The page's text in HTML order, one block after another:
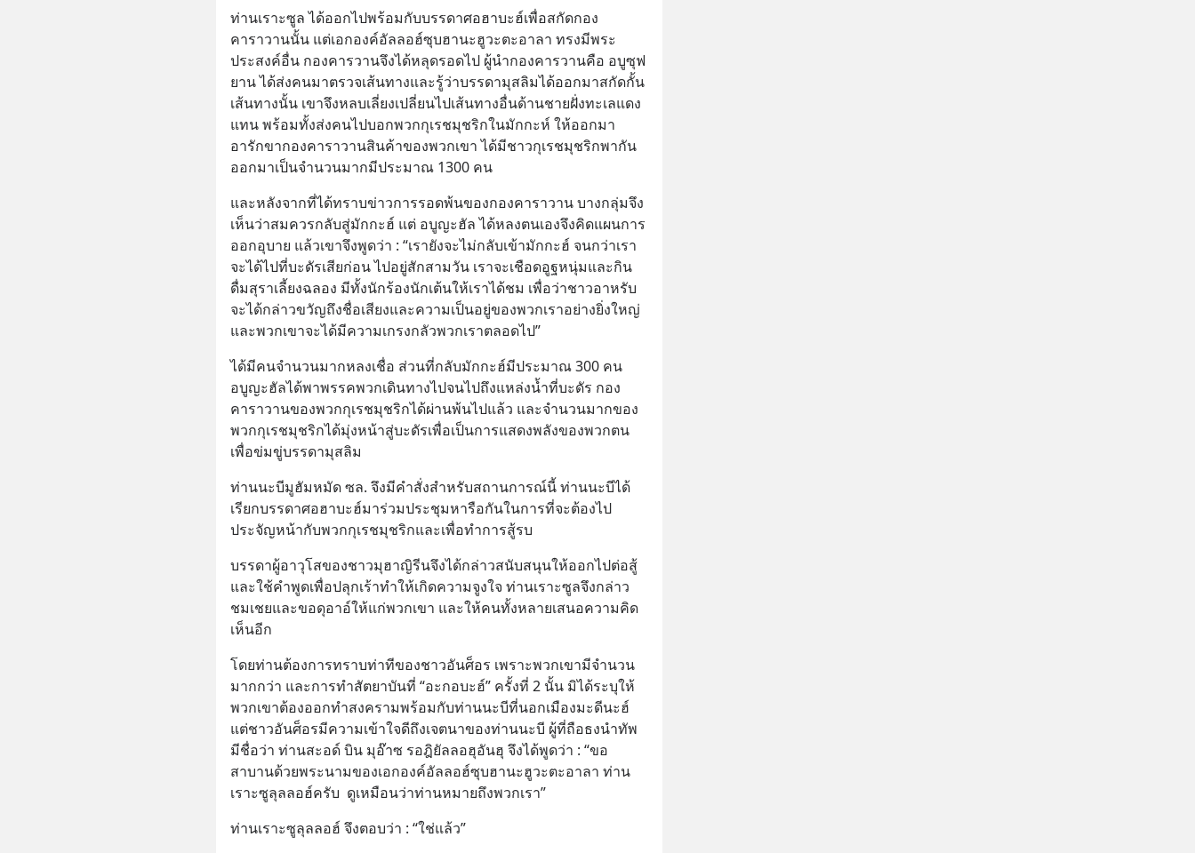
ท่านเราะซูล ได้ออกไปพร้อมกับบรรดาศอฮาบะฮ์เพื่อสกัดกอง
คาราวานนั้น แต่เอกองค์อัลลอฮ์ซุบฮานะฮูวะตะอาลา ทรงมีพระ
ประสงค์อื่น กองคารวานจึงได้หลุดรอดไป ผู้นำกองคารวานคือ อบูซุฟ
ยาน ได้ส่งคนมาตรวจเส้นทางและรู้ว่าบรรดามุสลิมได้ออกมาสกัดกั้น
เส้นทางนั้น เขาจึงหลบเลี่ยงเปลี่ยนไปเส้นทางอื่นด้านชายฝั่งทะเลแดง
แทน พร้อมทั้งส่งคนไปบอกพวกกุเรชมุชริกในมักกะห์ ให้ออกมา
อารักขากองคาราวานสินค้าของพวกเขา ได้มีชาวกุเรชมุชริกพากัน
ออกมาเป็นจำนวนมากมีประมาณ 1300 คน
และหลังจากที่ได้ทราบข่าวการรอดพ้นของกองคาราวาน บางกลุ่มจึง
เห็นว่าสมควรกลับสู่มักกะฮ์ แต่ อบูญะฮัล ได้หลงตนเองจึงคิดแผนการ
ออกอุบาย แล้วเขาจึงพูดว่า : “เรายังจะไม่กลับเข้ามักกะฮ์ จนกว่าเรา
จะได้ไปที่บะดัรเสียก่อน ไปอยู่สักสามวัน เราจะเชือดอูฐหนุ่มและกิน
ดื่มสุราเลี้ยงฉลอง มีทั้งนักร้องนักเต้นให้เราได้ชม เพื่อว่าชาวอาหรับ
จะได้กล่าวขวัญถึงชื่อเสียงและความเป็นอยู่ของพวกเราอย่างยิ่งใหญ่
และพวกเขาจะได้มีความเกรงกลัวพวกเราตลอดไป”
ได้มีคนจำนวนมากหลงเชื่อ ส่วนที่กลับมักกะฮ์มีประมาณ 300 คน
อบูญะฮัลได้พาพรรคพวกเดินทางไปจนไปถึงแหล่งน้ำที่บะดัร กอง
คาราวานของพวกกุเรชมุชริกได้ผ่านพ้นไปแล้ว และจำนวนมากของ
พวกกุเรชมุชริกได้มุ่งหน้าสู่บะดัรเพื่อเป็นการแสดงพลังของพวกตน
เพื่อข่มขู่บรรดามุสลิม
ท่านนะบีมูฮัมหมัด ซล. จึงมีคำสั่งสำหรับสถานการณ์นี้ ท่านนะบีได้
เรียกบรรดาศอฮาบะฮ์มาร่วมประชุมหารือกันในการที่จะต้องไป
ประจัญหน้ากับพวกกุเรชมุชริกและเพื่อทำการสู้รบ
บรรดาผู้อาวุโสของชาวมุฮาญิรีนจึงได้กล่าวสนับสนุนให้ออกไปต่อสู้
และใช้คำพูดเพื่อปลุกเร้าทำให้เกิดความจูงใจ ท่านเราะซูลจึงกล่าว
ชมเชยและขอดุอาอ์ให้แก่พวกเขา และให้คนทั้งหลายเสนอความคิด
เห็นอีก
โดยท่านต้องการทราบท่าทีของชาวอันศ็อร เพราะพวกเขามีจำนวน
มากกว่า และการทำสัตยาบันที่ “อะกอบะฮ์” ครั้งที่ 2 นั้น มิได้ระบุให้
พวกเขาต้องออกทำสงครามพร้อมกับท่านนะบีที่นอกเมืองมะดีนะฮ์
แต่ชาวอันศ็อรมีความเข้าใจดีถึงเจตนาของท่านนะบี ผู้ที่ถือธงนำทัพ
มีชื่อว่า ท่านสะอด์ บิน มุอ๊าซ รอฎิยัลลอฮุอันฮุ จึงได้พูดว่า : “ขอ
สาบานด้วยพระนามของเอกองค์อัลลอฮ์ซุบฮานะฮูวะตะอาลา ท่าน
เราะซูลุลลอฮ์ครับ  ดูเหมือนว่าท่านหมายถึงพวกเรา”
ท่านเราะซูลุลลอฮ์ จึงตอบว่า : “ใช่แล้ว”